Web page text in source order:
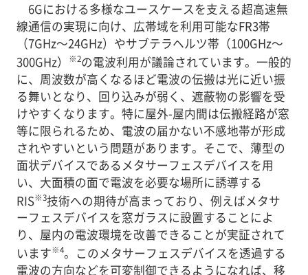
6Gにおける多様なユースケースを支える超高速無
線通信の実現に向け、広帯域を利用可能なFR3帯
（7GHz～24GHz）やサブテラヘルツ帯（100GHz～
300GHz）
※2の電波利用が議論されています。一般的
に、周波数が高くなるほど電波の伝搬は光に近い振
る舞いとなり、回り込みが弱く、遮蔽物の影響を受
けやすくなります。特に屋外-屋内間は伝搬経路が窓
等に限られるため、電波の届かない不感地帯が形成
されやすいという問題があります。そこで、薄型の
面状デバイスであるメタサーフェスデバイスを用
い、大面積の面で電波を必要な場所に誘導する
RIS※3技術への期待が高まっており、例えばメタサ
ーフェスデバイスを窓ガラスに設置することによ
り、屋内の電波環境を改善できることが実証されて
います※4。このメタサーフェスデバイスを透過する
電波の方向などを可変制御できるようになれば、移